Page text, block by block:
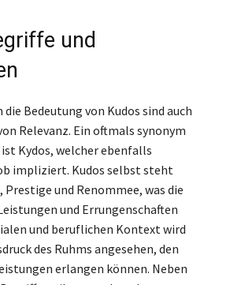
und
die Bedeutung von Kudos sind auch
Relevanz. Ein oftmals synonym
Kydos, welcher ebenfalls
impliziert. Kudos selbst steht
und Renommee, was die
und Errungenschaften
und beruflichen Kontext wird
des Ruhms angesehen, den
erlangen können. Neben